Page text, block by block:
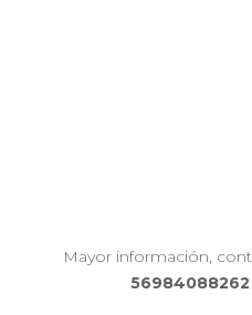
Mayor información,
56984088262